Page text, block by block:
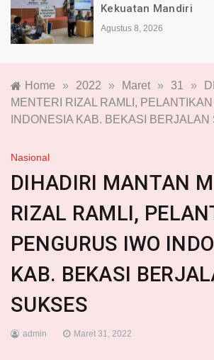
Kekuatan Mandiri
Agustus 8, 2026
Home » 2022 » Maret » 31 »
MENTERI RIZAL RAMLI,
INDONESIA KAB. BEKASI BERJALAN
Nasional
DIHADIRI MANTAN
RIZAL RAMLI,
PENGURUS IWO
KAB. BEKASI
SUKSES
admin Maret 31, 2022